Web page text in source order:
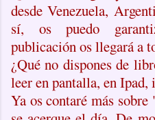
desde Venezuela,
sí, os puedo
publicación os llegará a
¿Qué no dispones de
leer en pantalla, en
Ya os contaré más